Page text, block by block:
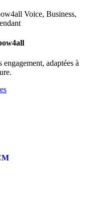
adaptées à